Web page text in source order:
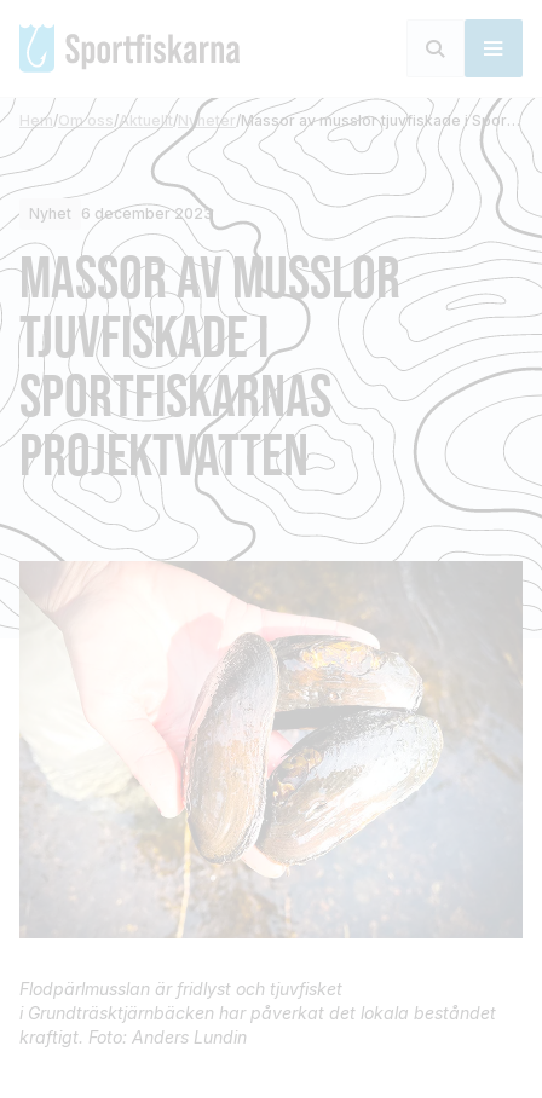
Hem/Om oss/Aktuellt/Nyheter/ Massor av musslor tjuvfiskade i Sportfiskarnas projektvatten
Nyhet 6 december 2023
MASSOR AV MUSSLOR
TJUVFISKADE I
SPORTFISKARNAS
PROJEKTVATTEN
Flodpärlmusslan är fridlyst och tjuvfisket
i Grundträsktjärnbäcken har påverkat det lokala beståndet
kraftigt. Foto: Anders Lundin